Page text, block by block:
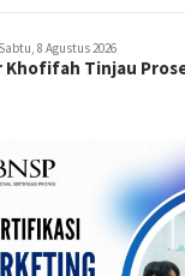
Sabtu, 8 Agustus 2026
Khofifah Tinjau